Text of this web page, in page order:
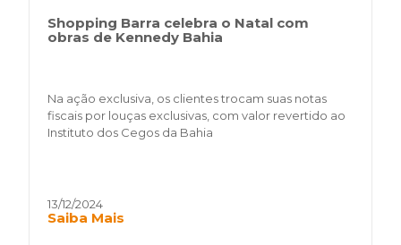
Shopping Barra celebra o Natal com
obras de Kennedy Bahia
Na ação exclusiva, os clientes trocam suas notas
fiscais por louças exclusivas, com valor revertido ao
Instituto dos Cegos da Bahia
13/12/2024
Saiba Mais